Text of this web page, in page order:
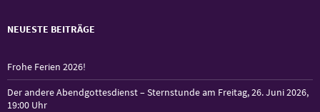
NEUESTE BEITRÄGE
Frohe Ferien 2026!
Der andere Abendgottesdienst – Sternstunde am Freitag, 26. Juni 2026,
19:00 Uhr